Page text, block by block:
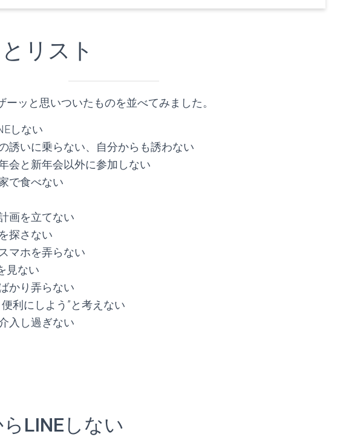
リスト
ッと思いついたものを並べてみました。
しない
誘いに乗らない、自分からも誘わない
会と新年会以外に参加しない
で食べない
画を立てない
探さない
マホを弄らない
見ない
かり弄らない
利にしよう”と考えない
入し過ぎない
LINEしない